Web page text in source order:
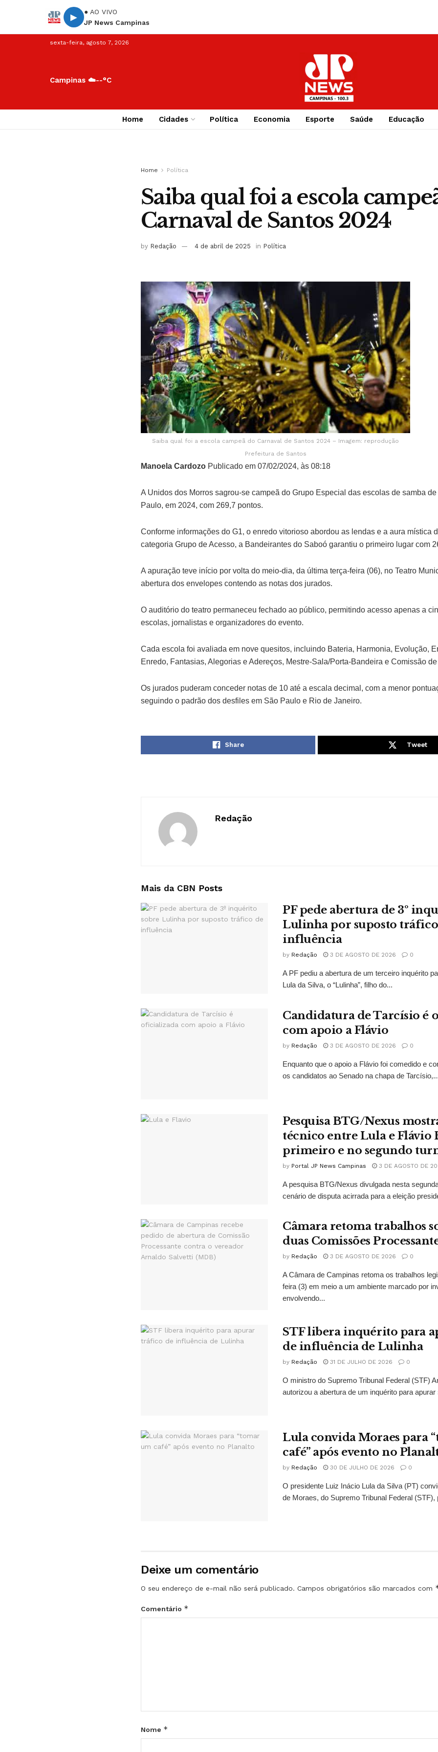
▶
● AO VIVO
JP News Campinas
sexta-feira, agosto 7, 2026
Campinas ☁️--°C
Home Cidades Política Economia Esporte Saúde Educação
Home Política
Saiba qual foi a escola
Carnaval de Santos 2024
by Redação 4 de abril de 2025 in Política
Saiba qual foi a escola campeã do Carnaval de Santos 2024 – Imagem: reprodução
Prefeitura de Santos
Manoela Cardozo Publicado em 07/02/2024, às 08:18
A Unidos dos Morros sagrou-se campeã do Grupo Especial das escolas de samba
Paulo, em 2024, com 269,7 pontos.
Conforme informações do G1, o enredo vitorioso abordou as lendas e a aura mística
categoria Grupo de Acesso, a Bandeirantes do Saboó garantiu o primeiro lugar com
A apuração teve início por volta do meio-dia, da última terça-feira (06), no Teatro
abertura dos envelopes contendo as notas dos jurados.
O auditório do teatro permaneceu fechado ao público, permitindo acesso apenas a
escolas, jornalistas e organizadores do evento.
Cada escola foi avaliada em nove quesitos, incluindo Bateria, Harmonia, Evolução,
Enredo, Fantasias, Alegorias e Adereços, Mestre-Sala/Porta-Bandeira e Comissão
Os jurados puderam conceder notas de 10 até a escala decimal, com a menor
seguindo o padrão dos desfiles em São Paulo e Rio de Janeiro.
Share Tweet
Redação
Mais da CBN Posts
PF pede abertura de 3º
Lulinha por suposto
influência
by Redação 3 DE AGOSTO DE 2026 0
A PF pediu a abertura de um terceiro inquérito
Lula da Silva, o “Lulinha”, filho do...
Candidatura de Tarcísio é
com apoio a Flávio
by Redação 3 DE AGOSTO DE 2026 0
Enquanto que o apoio a Flávio foi comedido e
os candidatos ao Senado na chapa de
Pesquisa BTG/Nexus
técnico entre Lula e Flávio
primeiro e no segundo
by Portal JP News Campinas 3 DE AGOSTO DE
A pesquisa BTG/Nexus divulgada nesta
cenário de disputa acirrada para a eleição
Câmara retoma trabalhos
duas Comissões
by Redação 3 DE AGOSTO DE 2026 0
A Câmara de Campinas retoma os trabalhos
feira (3) em meio a um ambiente marcado por
envolvendo...
STF libera inquérito para
de influência de Lulinha
by Redação 31 DE JULHO DE 2026 0
O ministro do Supremo Tribunal Federal (STF)
autorizou a abertura de um inquérito para
Lula convida Moraes para
café” após evento no
by Redação 30 DE JULHO DE 2026 0
O presidente Luiz Inácio Lula da Silva (PT)
de Moraes, do Supremo Tribunal Federal (STF),
Deixe um comentário
O seu endereço de e-mail não será publicado. Campos obrigatórios são marcados com
Comentário *
Nome *